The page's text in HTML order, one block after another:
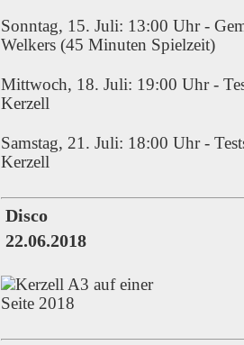
Sonntag, 15. Juli: 13:00 Uhr -
Welkers (45 Minuten Spielzeit)
Mittwoch, 18. Juli: 19:00 Uhr -
Kerzell
Samstag, 21. Juli: 18:00 Uhr -
Kerzell
Disco
22.06.2018